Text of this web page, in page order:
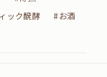
ック醗酵
#お酒